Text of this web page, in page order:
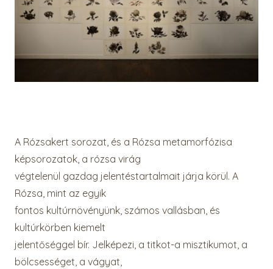
A Rózsakert sorozat, és a Rózsa metamorfózisa
képsorozatok, a rózsa virág
végtelenül gazdag jelentéstartalmait járja körül. A
Rózsa, mint az egyik
fontos kultúrnövényünk, számos vallásban, és
kultúrkörben kiemelt
jelentőséggel bír. Jelképezi, a titkot-a misztikumot, a
bölcsességet, a vágyat,